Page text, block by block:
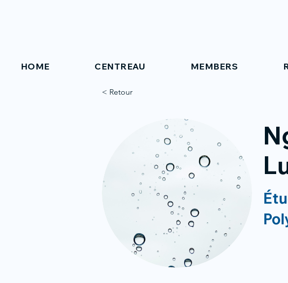
HOME CENTREAU MEMBERS
< Retour